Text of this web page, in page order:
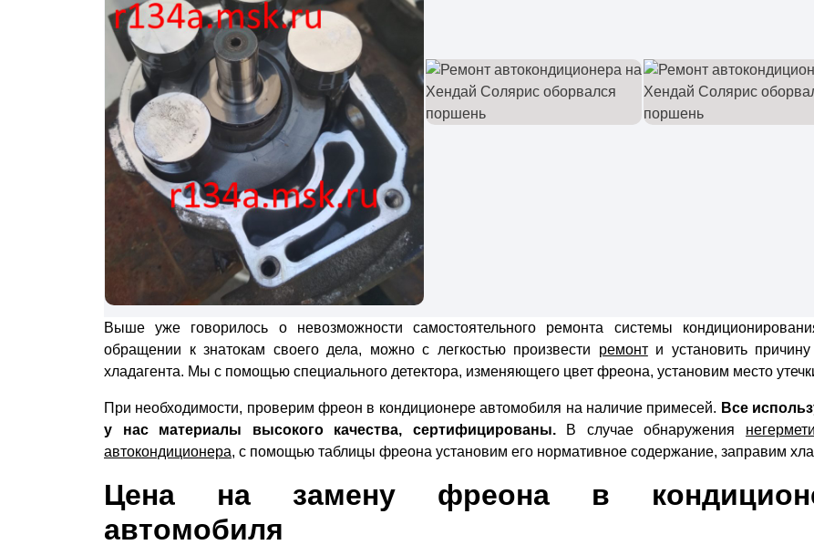
Выше уже говорилось о невозможности самостоятельного ремонта системы
обращении к знатокам своего дела, можно с легкостью произвести ремонти установить причину
хладагента. Мы с помощью специального детектора, изменяющего цвет фреона, установим место
При необходимости, проверим фреон в кондиционере автомобиля на наличие примесей. Все
у нас материалы высокого качества, сертифицированы.В случае обнаружения
автокондиционера, с помощью таблицы фреона установим его нормативное содержание, заправим
Цена на замену фреона в
автомобиля